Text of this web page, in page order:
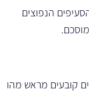
הנפוצים
קובעים מראש מהו